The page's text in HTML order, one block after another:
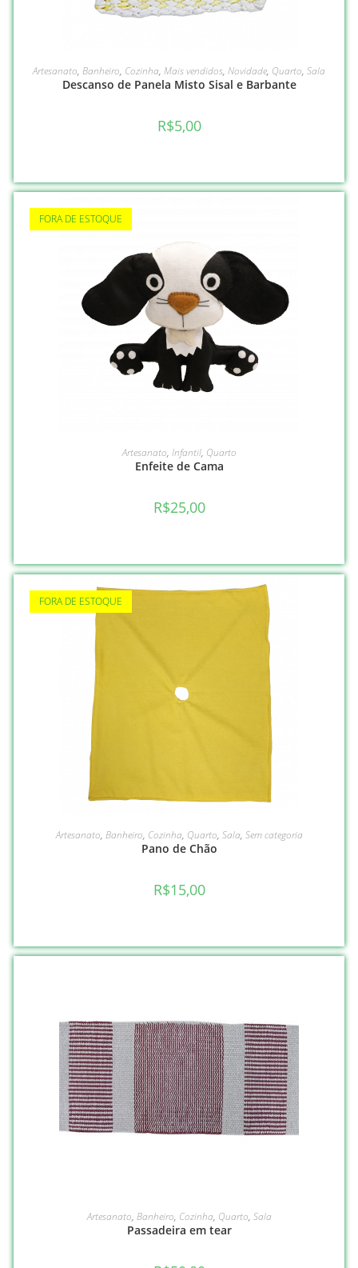
LEIA MAIS
Artesanato, Banheiro, Cozinha, Mais vendidos, Novidade, Quarto, Sala
Descanso de Panela Misto Sisal e Barbante
R$5,00
FORA DE ESTOQUE
VER OPÇÕES
Artesanato, Infantil, Quarto
Enfeite de Cama
R$25,00
FORA DE ESTOQUE
VER OPÇÕES
Artesanato, Banheiro, Cozinha, Quarto, Sala, Sem categoria
Pano de Chão
R$15,00
VER OPÇÕES
Artesanato, Banheiro, Cozinha, Quarto, Sala
Passadeira em tear